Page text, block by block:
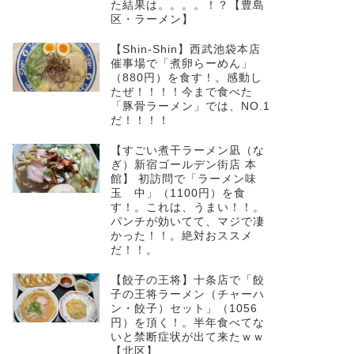
た結果は。。。。！？【豊島
区・ラーメン】
【Shin-Shin】西武池袋本店
催事場で「煮卵らーめん」
（880円）を食す！。感動し
たぜ！！！！今まで食べた
「豚骨ラーメン」では、NO.1
だ！！！！
【すごい煮干ラーメン凪（な
ぎ）新宿ゴールデン街店 本
館】 初訪問で「ラーメン味
玉 中」（1100円）を食
す！。これは、うまい！！。
パンチが効いてて、マジで凄
かった！！。絶対おススメ
だ！！。
【餃子の王将】十条店で「餃
子の王将ラーメン（チャーハ
ン・餃子）セット」（1056
円）を頂く！。半年食べてな
いと禁断症状が出て来たｗｗ
【北区】